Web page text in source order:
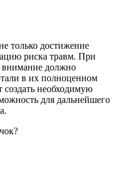
только достижение
риска травм. При
должно
в их полноценном
необходимую
для дальнейшего